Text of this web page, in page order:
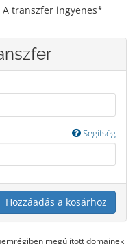
transzfer ingyenes*
Segítség
Hozzáadás a kosárhoz
megújított domainek